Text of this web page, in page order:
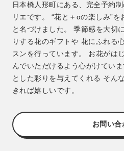
日本橋人形町にある、完全予約
リエです。 “花と＋αの楽しみ”を
と名づけました。 季節感を大切
りする花のギフトや 花にふれる
スンを行っています。 お花がは
んでいただけるよう心がけてい
とした彩りを与えてくれる そん
きれば嬉しいです。
お問い合